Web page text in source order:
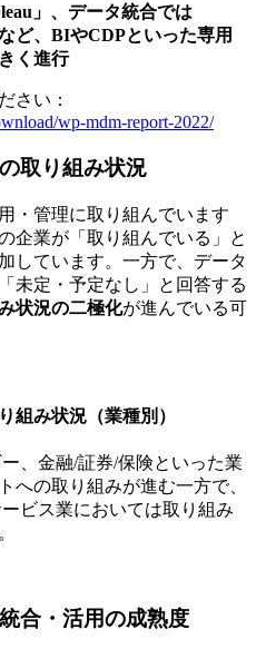
」、データ統合では
ど、BIやCDPといった専用
く進行
さい：
wp-mdm-report-2022/
取り組み状況
・管理に取り組んでいます
企業が「取り組んでいる」と
しています。一方で、データ
未定・予定なし」と回答する
状況の二極化が進んでいる可
組み状況（業種別）
、金融/証券/保険といった業
への取り組みが進む一方で、
ビス業においては取り組み
合・活用の成熟度